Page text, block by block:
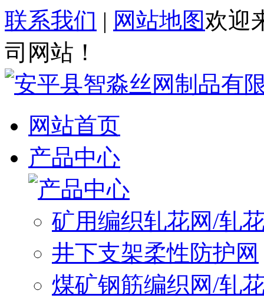
联系我们 | 网站地图欢迎
司网站！
网站首页
产品中心
矿用编织轧花网/轧
井下支架柔性防护网
煤矿钢筋编织网/轧